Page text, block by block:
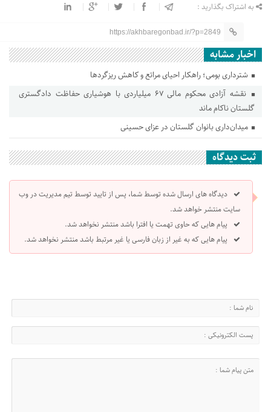
به اشتراک بگذارید :
https://akhbaregonbad.ir/?p=2849
اخبار مشابه
شترداری بومی؛ راهکار احیای مراتع و کاهش ریزگردها
نقشه آزادی محکوم مالی ۶۷ میلیاردی با هوشیاری حفاظت دادگستری
گلستان ناکام ماند
میدان‌داری بانوان گلستان در عزای حسینی
ثبت دیدگاه
دیدگاه های ارسال شده توسط شما، پس از تایید توسط تیم مدیریت در وب
سایت منتشر خواهد شد.
پیام هایی که حاوی تهمت یا افترا باشد منتشر نخواهد شد.
پیام هایی که به غیر از زبان فارسی یا غیر مرتبط باشد منتشر نخواهد شد.